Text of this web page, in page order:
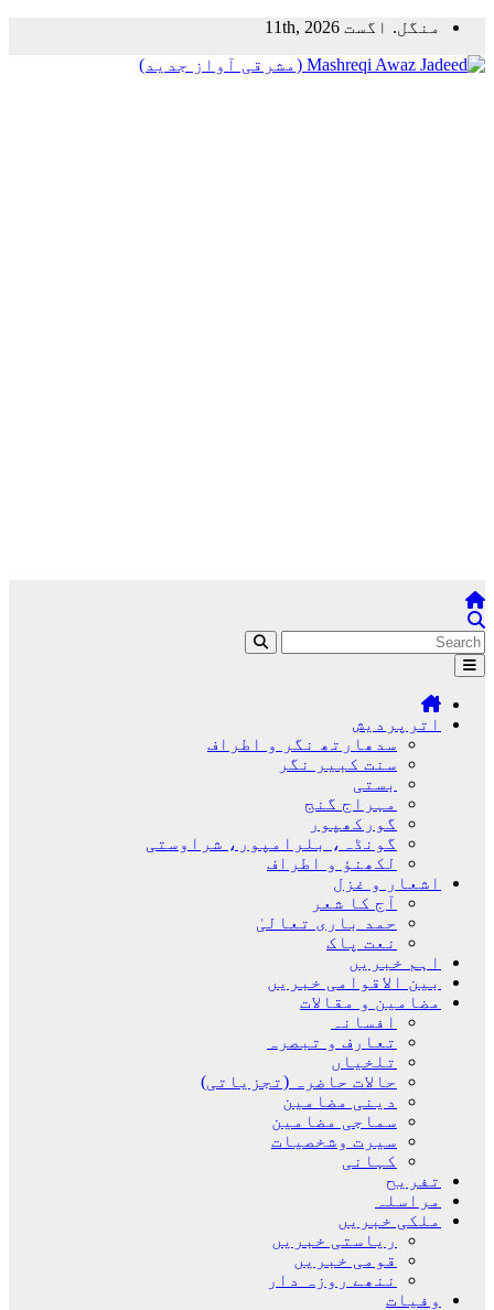
Skip
content
منگل. اگست 11th, 2026
اترپردیش
سدھارتھ نگر و اطراف
سنت کبیر نگر
بستی
مہراج گنج
گورکھپور
گونڈہ، بلرامپور، شراوستی
لکھنؤ و اطراف
اشعار و غزل
آج کا شعر
حمد باری تعالیٰ
نعت پاک
اہم خبریں
بین الاقوامی خبریں
مضامین و مقالات
افسانہ
تعارف و تبصرہ
تلخیاں
حالات حاضرہ (تجزیاتی)
دینی مضامین
سماجی مضامین
سیرت وشخصیات
کہانی
تفریح
مراسلہ
ملکی خبریں
ریاستی خبریں
قومی خبریں
ننھے روزہ دار
وفیات